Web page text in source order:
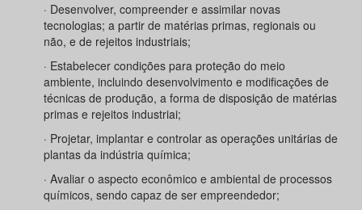
· Desenvolver, compreender e assimilar novas
tecnologias; a partir de matérias primas, regionais ou
não, e de rejeitos industriais;
· Estabelecer condições para proteção do meio
ambiente, incluindo desenvolvimento e modificações de
técnicas de produção, a forma de disposição de matérias
primas e rejeitos industriai;
· Projetar, implantar e controlar as operações unitárias de
plantas da indústria química;
· Avaliar o aspecto econômico e ambiental de processos
químicos, sendo capaz de ser empreendedor;